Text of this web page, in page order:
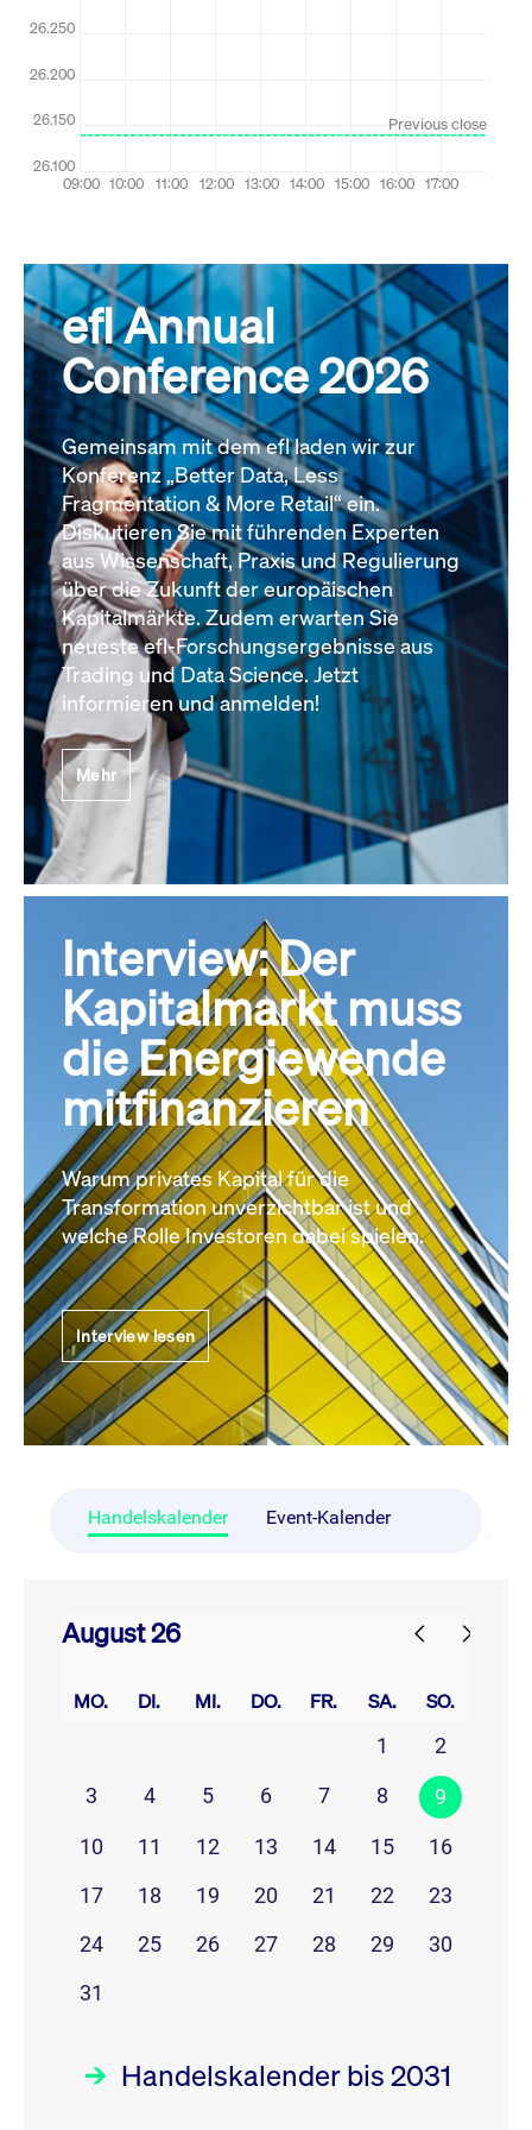
efl Annual
Conference 2026
Gemeinsam mit dem efl laden wir zur
Konferenz „Better Data, Less
Fragmentation & More Retail“ ein.
Diskutieren Sie mit führenden Experten
aus Wissenschaft, Praxis und Regulierung
über die Zukunft der europäischen
Kapitalmärkte. Zudem erwarten Sie
neueste efl-Forschungsergebnisse aus
Trading und Data Science. Jetzt
informieren und anmelden!
Mehr
Interview: Der
Kapitalmarkt muss
die Energiewende
mitfinanzieren
Warum privates Kapital für die
Transformation unverzichtbar ist und
welche Rolle Investoren dabei spielen.
Interview lesen
Handelskalender Event-Kalender
August 26
MO. DI. MI. DO. FR. SA. SO.
1
2
3
4 5 6 7 8 9
10 11 12 13 14 15
16
17
18 19 20 21 22
23
24
25 26 27 28 29
30
31
Handelskalender bis 2031